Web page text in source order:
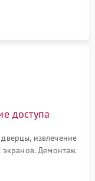
дверцы.
доступа
извлечение
Демонтаж
доступа к